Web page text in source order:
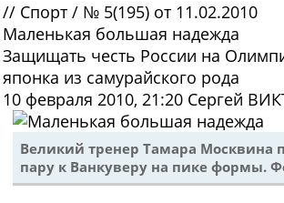
// Спорт / № 5(195) от 11.02.2010
Маленькая большая надежда
Защищать честь России на
японка из самурайского рода
10 февраля 2010, 21:20 Сергей
Великий тренер Тамара Москвина
пару к Ванкуверу на пике формы.